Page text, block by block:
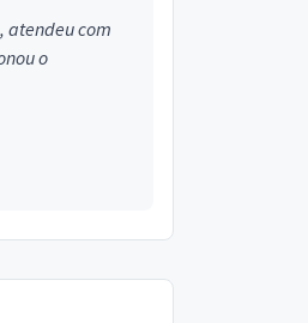
atendeu com
o